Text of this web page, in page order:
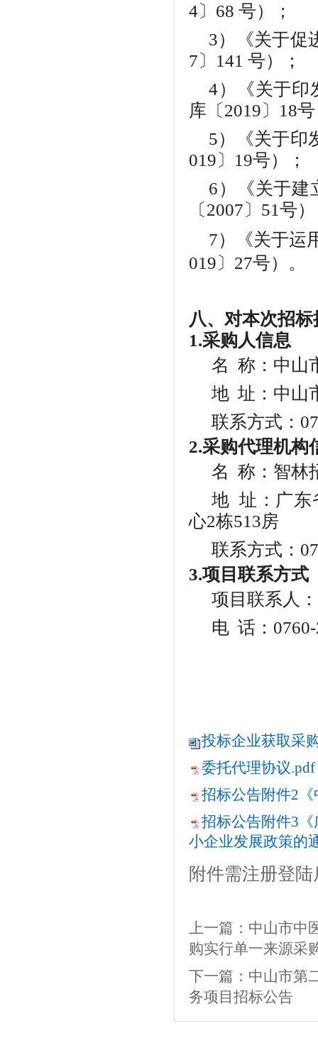
4〕68 号）；
3）《关于促
7〕141 号）；
4）《关于印
库〔2019〕18
5）《关于印
019〕19号）；
6）《关于建
〔2007〕51号
7）《关于运
019〕27号）。
八、对本次招
1.采购人信息
名 称：中山
地 址：中山
联系方式：
2.采购代理机构
名 称：智林
地 址： 广东
心2栋513房
联系方式：
3.项目联系方式
项目联系人：
电 话：0760-
投标企业获取采
委托代理协议.pdf
招标公告附件2
招标公告附件3
小企业发展政策的
附件需注册登
上一篇： 中山市中
购实行单一来源采
下一篇： 中山市第
务项目招标公告